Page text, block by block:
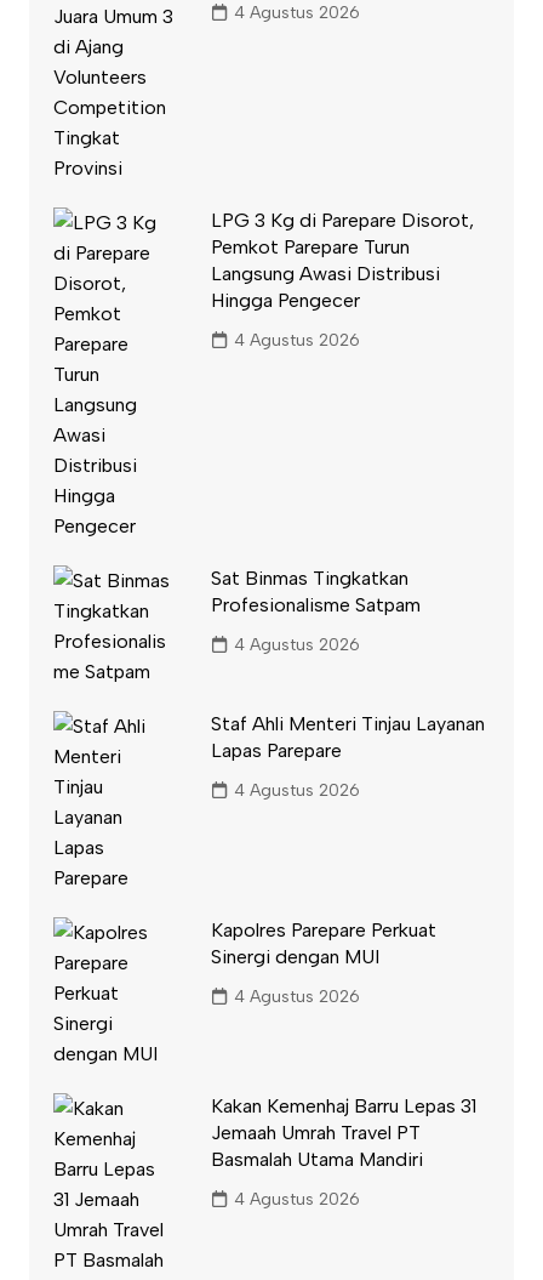
4 Agustus 2026
LPG 3 Kg di Parepare Disorot,
Pemkot Parepare Turun
Langsung Awasi Distribusi
Hingga Pengecer
4 Agustus 2026
Sat Binmas Tingkatkan
Profesionalisme Satpam
4 Agustus 2026
Staf Ahli Menteri Tinjau Layanan
Lapas Parepare
4 Agustus 2026
Kapolres Parepare Perkuat
Sinergi dengan MUI
4 Agustus 2026
Kakan Kemenhaj Barru Lepas 31
Jemaah Umrah Travel PT
Basmalah Utama Mandiri
4 Agustus 2026